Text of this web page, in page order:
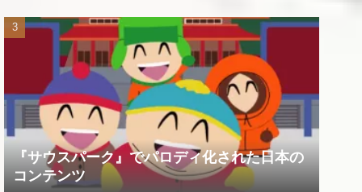
『サウスパーク』でパロディ化された日本の
コンテンツ